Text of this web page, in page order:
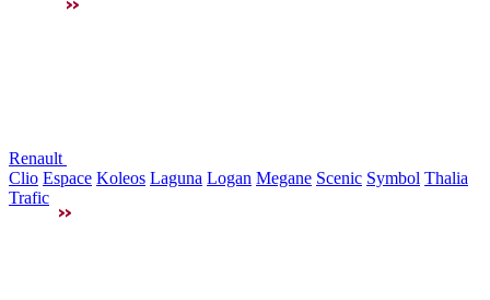
Renault
Clio Espace Koleos Laguna Logan Megane Scenic Symbol Thalia
Trafic